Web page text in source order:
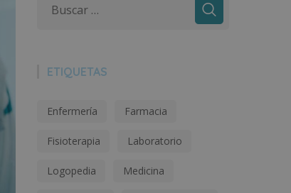
ETIQUETAS
Enfermería Farmacia
Fisioterapia Laboratorio
Logopedia Medicina